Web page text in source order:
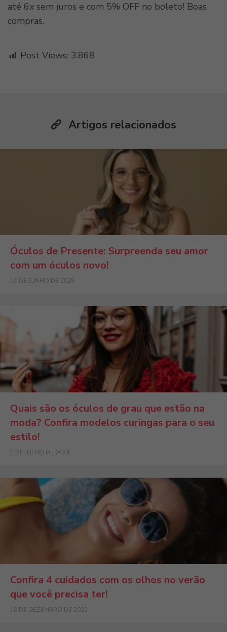
até 6x sem juros e com 5% OFF no boleto! Boas
compras.
Post Views: 3.868
Artigos relacionados
Óculos de Presente: Surpreenda seu amor
com um óculos novo!
10 DE JUNHO DE 2025
Quais são os óculos de grau que estão na
moda? Confira modelos curingas para o seu
estilo!
1 DE JULHO DE 2024
Confira 4 cuidados com os olhos no verão
que você precisa ter!
18 DE DEZEMBRO DE 2023